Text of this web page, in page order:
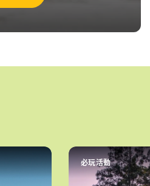
必玩活動